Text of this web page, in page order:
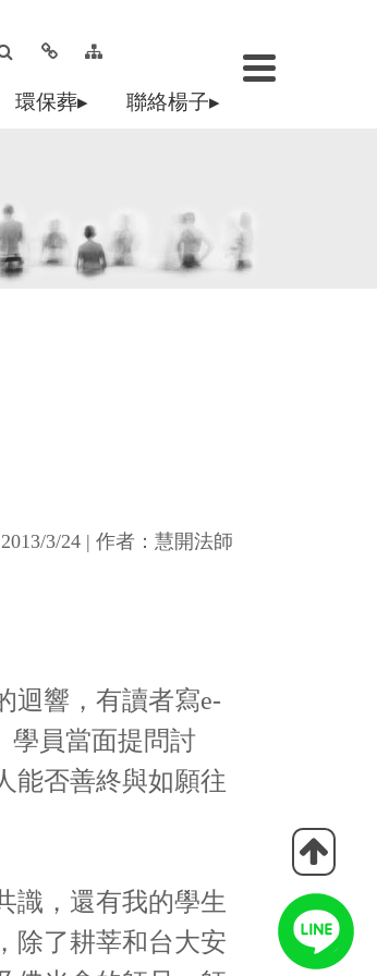
環保葬▸ 聯絡楊子▸
2013/3/24 | 作者：慧開法師
響，有讀者寫e-
學員當面提問討
能否善終與如願往
，還有我的學生
除了耕莘和台大安